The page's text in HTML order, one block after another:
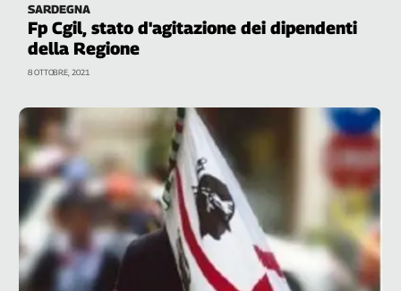
SARDEGNA
Fp Cgil, stato d'agitazione dei dipendenti
della Regione
8 OTTOBRE, 2021